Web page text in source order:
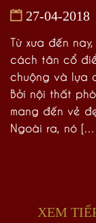
27-04-2018
Từ xưa đến
cách tân cổ
chuộng và lựa
Bởi nội thất
mang đến vẻ
Ngoài ra, nó
XEM